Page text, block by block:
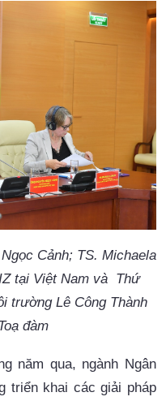
Cảnh; TS. Michaela
tại Việt Nam và Thứ
trường Lê Công Thành
đàm
năm qua, ngành Ngân
triển khai các giải pháp